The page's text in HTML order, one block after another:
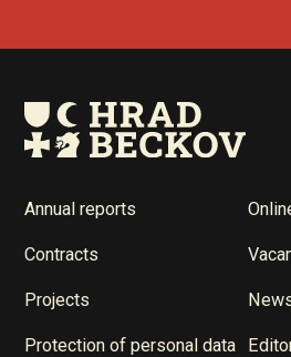
Annual reports
Contracts
Projects
Protection of personal data